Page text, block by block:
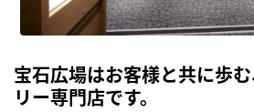
宝石広場はお客様と共に歩
リー専門店です。